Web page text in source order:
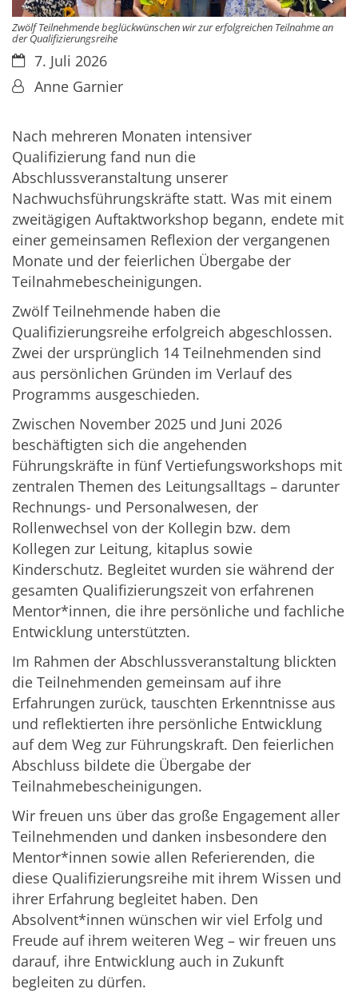
Zwölf Teilnehmende beglückwünschen wir zur erfolgreichen Teilnahme an
der Qualifizierungsreihe
Datum:
7. Juli 2026
Von:Anne Garnier
Nach mehreren Monaten intensiver
Qualifizierung fand nun die
Abschlussveranstaltung unserer
Nachwuchsführungskräfte statt. Was mit einem
zweitägigen Auftaktworkshop begann, endete mit
einer gemeinsamen Reflexion der vergangenen
Monate und der feierlichen Übergabe der
Teilnahmebescheinigungen.
Zwölf Teilnehmende haben die
Qualifizierungsreihe erfolgreich abgeschlossen.
Zwei der ursprünglich 14 Teilnehmenden sind
aus persönlichen Gründen im Verlauf des
Programms ausgeschieden.
Zwischen November 2025 und Juni 2026
beschäftigten sich die angehenden
Führungskräfte in fünf Vertiefungsworkshops mit
zentralen Themen des Leitungsalltags – darunter
Rechnungs- und Personalwesen, der
Rollenwechsel von der Kollegin bzw. dem
Kollegen zur Leitung, kitaplus sowie
Kinderschutz. Begleitet wurden sie während der
gesamten Qualifizierungszeit von erfahrenen
Mentor*innen, die ihre persönliche und fachliche
Entwicklung unterstützten.
Im Rahmen der Abschlussveranstaltung blickten
die Teilnehmenden gemeinsam auf ihre
Erfahrungen zurück, tauschten Erkenntnisse aus
und reflektierten ihre persönliche Entwicklung
auf dem Weg zur Führungskraft. Den feierlichen
Abschluss bildete die Übergabe der
Teilnahmebescheinigungen.
Wir freuen uns über das große Engagement aller
Teilnehmenden und danken insbesondere den
Mentor*innen sowie allen Referierenden, die
diese Qualifizierungsreihe mit ihrem Wissen und
ihrer Erfahrung begleitet haben. Den
Absolvent*innen wünschen wir viel Erfolg und
Freude auf ihrem weiteren Weg – wir freuen uns
darauf, ihre Entwicklung auch in Zukunft
begleiten zu dürfen.